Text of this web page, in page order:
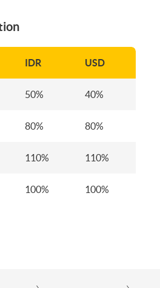
IDR USD
50% 40%
80% 80%
110% 110%
100% 100%